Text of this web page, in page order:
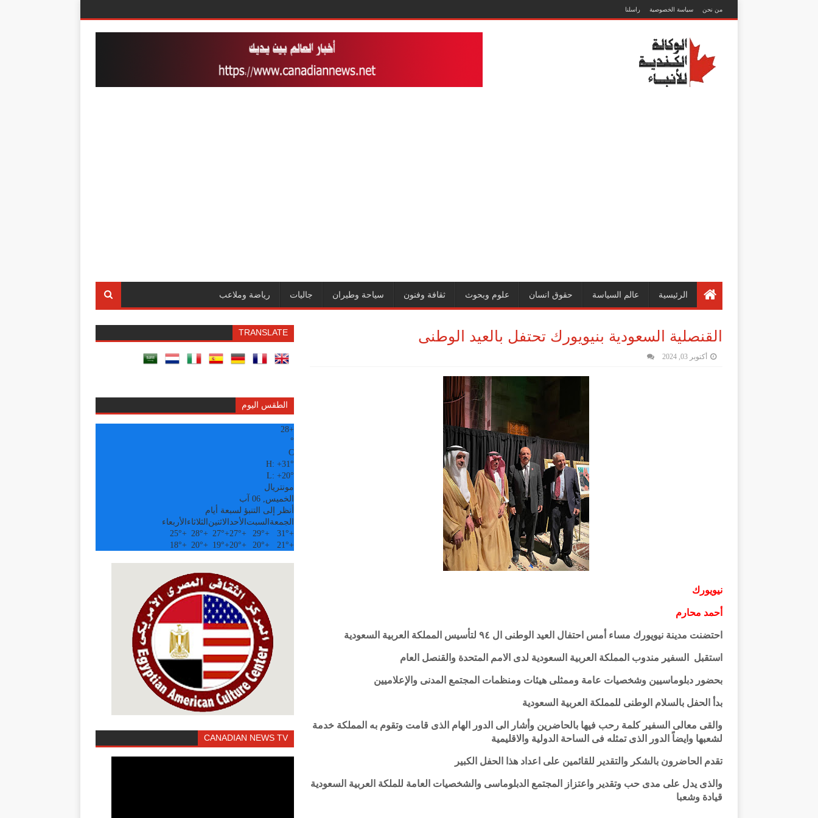
من نحن سياسة الخصوصية راسلنا
الرئيسية عالم السياسة حقوق انسان علوم وبحوث ثقافة وفنون سياحة وطيران جاليات رياضة وملاعب
القنصلية السعودية بنيويورك تحتفل بالعيد الوطنى
أكتوبر 03, 2024
نيويورك
أحمد محارم
احتضنت مدينة نيويورك مساء أمس احتفال العيد الوطنى ال ٩٤ لتأسيس المملكة العربية السعودية
استقبل السفير مندوب المملكة العربية السعودية لدى الامم المتحدة والقنصل العام
بحضور دبلوماسيين وشخصيات عامة وممثلى هيئات ومنظمات المجتمع المدنى والإعلاميين
بدأ الحفل بالسلام الوطنى للمملكة العربية السعودية
والقى معالى السفير كلمة رحب فيها بالحاضرين وأشار الى الدور الهام الذى قامت وتقوم به المملكة خدمة
لشعبها وايضاً الدور الذى تمثله فى الساحة الدولية والاقليمية
تقدم الحاضرون بالشكر والتقدير للقائمين على اعداد هذا الحفل الكبير
والذى يدل على مدى حب وتقدير واعتزاز المجتمع الدبلوماسى والشخصيات العامة للملكة العربية السعودية
قيادة وشعبا
TRANSLATE
الطقس اليوم
+
28
°
C
H: +31°
L: +20°
مونتريال
الخميس, 06 آب
أنظر إلى التنبؤ لسبعة أيام
الجمعة السبت الأحد الاثنين الثلاثاء الأربعاء
+
31°
+
29°
+
27°
+
27°
+
28°
+
25°
+
21°
+
20°
+
20°
+
19°
+
20°
+
18°
CANADIAN NEWS TV